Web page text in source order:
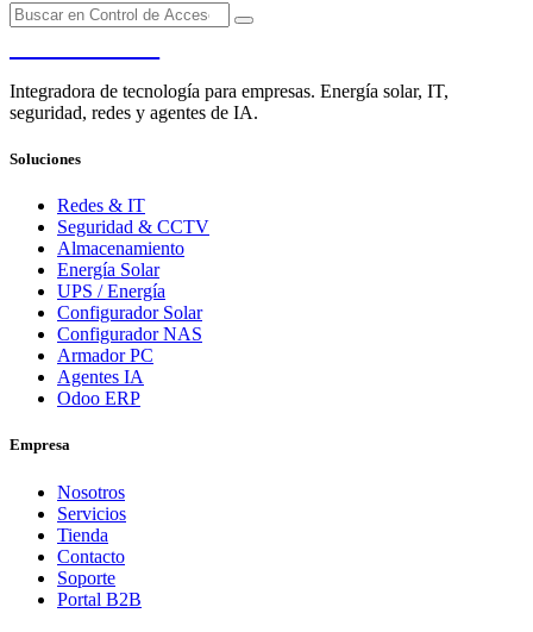
Integradora de tecnología para empresas. Energía solar, IT,
seguridad, redes y agentes de IA.
Soluciones
Redes & IT
Seguridad & CCTV
Almacenamiento
Energía Solar
UPS / Energía
Configurador Solar
Configurador NAS
Armador PC
Agentes IA
Odoo ERP
Empresa
Nosotros
Servicios
Tienda
Contacto
Soporte
Portal B2B